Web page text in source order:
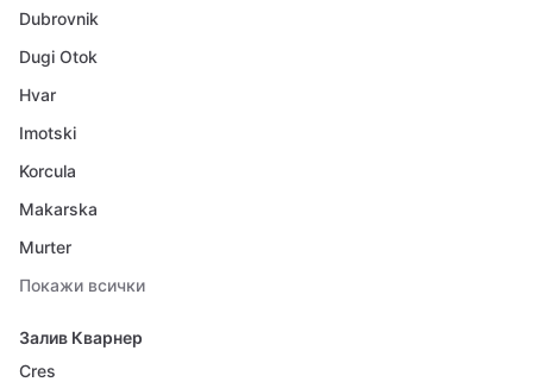
Dubrovnik
Dugi Otok
Hvar
Imotski
Korcula
Makarska
Murter
Покажи всички
Залив Кварнер
Cres